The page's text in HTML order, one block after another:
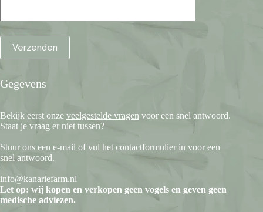
Gegevens
Bekijk eerst onze veelgestelde vragen voor een snel antwoord.
Staat je vraag er niet tussen?
Stuur ons een e-mail of vul het contactformulier in voor een
snel antwoord.
info@kanariefarm.nl
Let op: wij kopen en verkopen geen vogels en geven geen
medische adviezen.